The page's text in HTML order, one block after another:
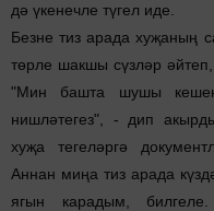
дә үкенечле түгел иде.
Безне тиз арада хуҗаның
төрле шакшы сүзләр
"Мин башта шушы
нишләтегез", - дип
хуҗа тегеләргә
Аннан миңа тиз арада
ягын карадым,